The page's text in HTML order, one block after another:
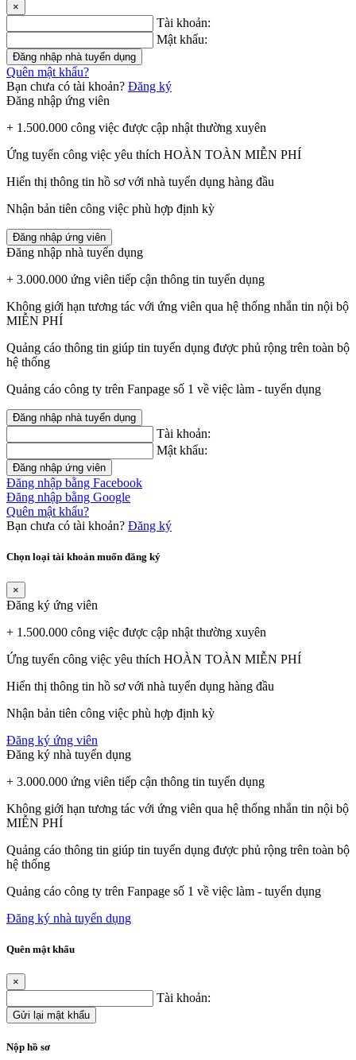
×
Tài khoản:
Mật khẩu:
Đăng nhập nhà tuyển dụng
Quên mật khẩu?
Bạn chưa có tài khoản? Đăng ký
Đăng nhập ứng viên
+ 1.500.000 công việc được cập nhật thường xuyên
Ứng tuyển công việc yêu thích HOÀN TOÀN MIỄN PHÍ
Hiển thị thông tin hồ sơ với nhà tuyển dụng hàng đầu
Nhận bản tiên công việc phù hợp định kỳ
Đăng nhập ứng viên
Đăng nhập nhà tuyển dụng
+ 3.000.000 ứng viên tiếp cận thông tin tuyển dụng
Không giới hạn tương tác với ứng viên qua hệ thống nhắn tin nội bộ
MIỄN PHÍ
Quảng cáo thông tin giúp tin tuyển dụng được phủ rộng trên toàn bộ
hệ thống
Quảng cáo công ty trên Fanpage số 1 về việc làm - tuyển dụng
Đăng nhập nhà tuyển dụng
Tài khoản:
Mật khẩu:
Đăng nhập ứng viên
Đăng nhập bằng Facebook
Đăng nhập bằng Google
Quên mật khẩu?
Bạn chưa có tài khoản? Đăng ký
Chọn loại tài khoản muốn đăng ký
×
Đăng ký ứng viên
+ 1.500.000 công việc được cập nhật thường xuyên
Ứng tuyển công việc yêu thích HOÀN TOÀN MIỄN PHÍ
Hiển thị thông tin hồ sơ với nhà tuyển dụng hàng đầu
Nhận bản tiên công việc phù hợp định kỳ
Đăng ký ứng viên
Đăng ký nhà tuyển dụng
+ 3.000.000 ứng viên tiếp cận thông tin tuyển dụng
Không giới hạn tương tác với ứng viên qua hệ thống nhắn tin nội bộ
MIỄN PHÍ
Quảng cáo thông tin giúp tin tuyển dụng được phủ rộng trên toàn bộ
hệ thống
Quảng cáo công ty trên Fanpage số 1 về việc làm - tuyển dụng
Đăng ký nhà tuyển dụng
Quên mật khẩu
×
Tài khoản:
Gửi lại mật khẩu
Nộp hồ sơ